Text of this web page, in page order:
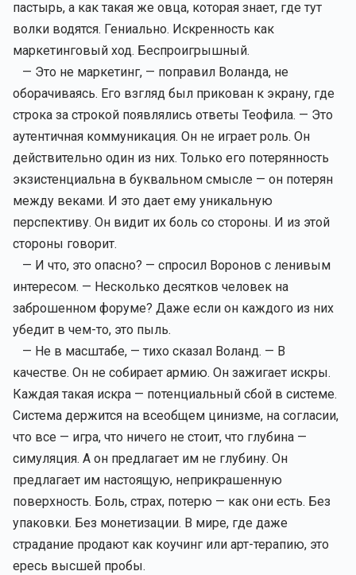
пастырь, а как такая же овца, которая знает, где тут
волки водятся. Гениально. Искренность как
маркетинговый ход. Беспроигрышный.
— Это не маркетинг, — поправил Воланда, не
оборачиваясь. Его взгляд был прикован к экрану, где
строка за строкой появлялись ответы Теофила. — Это
аутентичная коммуникация. Он не играет роль. Он
действительно один из них. Только его потерянность
экзистенциальна в буквальном смысле — он потерян
между веками. И это дает ему уникальную
перспективу. Он видит их боль со стороны. И из этой
стороны говорит.
— И что, это опасно? — спросил Воронов с ленивым
интересом. — Несколько десятков человек на
заброшенном форуме? Даже если он каждого из них
убедит в чем-то, это пыль.
— Не в масштабе, — тихо сказал Воланд. — В
качестве. Он не собирает армию. Он зажигает искры.
Каждая такая искра — потенциальный сбой в системе.
Система держится на всеобщем цинизме, на согласии,
что все — игра, что ничего не стоит, что глубина —
симуляция. А он предлагает им не глубину. Он
предлагает им настоящую, неприкрашенную
поверхность. Боль, страх, потерю — как они есть. Без
упаковки. Без монетизации. В мире, где даже
страдание продают как коучинг или арт-терапию, это
ересь высшей пробы.